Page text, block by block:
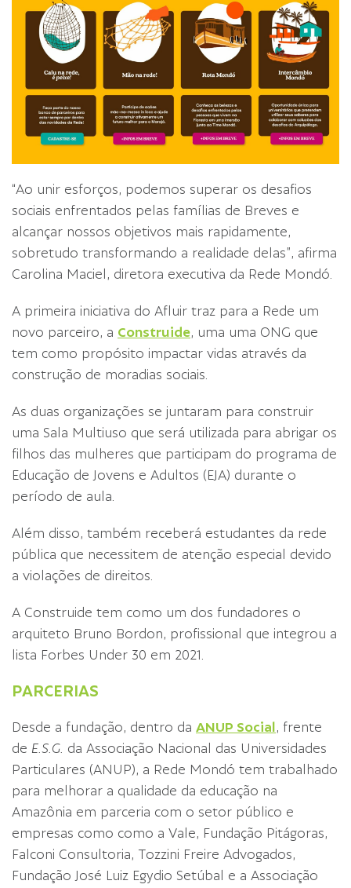
“Ao unir esforços, podemos superar os desafios
sociais enfrentados pelas famílias de Breves e
alcançar nossos objetivos mais rapidamente,
sobretudo transformando a realidade delas”, afirma
Carolina Maciel, diretora executiva da Rede Mondó.
A primeira iniciativa do Afluir traz para a Rede um
novo parceiro, a Construide, uma uma ONG que
tem como propósito impactar vidas através da
construção de moradias sociais.
As duas organizações se juntaram para construir
uma Sala Multiuso que será utilizada para abrigar os
filhos das mulheres que participam do programa de
Educação de Jovens e Adultos (EJA) durante o
período de aula.
Além disso, também receberá estudantes da rede
pública que necessitem de atenção especial devido
a violações de direitos.
A Construide tem como um dos fundadores o
arquiteto Bruno Bordon, profissional que integrou a
lista Forbes Under 30 em 2021.
PARCERIAS
Desde a fundação, dentro da ANUP Social , frente
de E.S.G. da Associação Nacional das Universidades
Particulares (ANUP), a Rede Mondó tem trabalhado
para melhorar a qualidade da educação na
Amazônia em parceria com o setor público e
empresas como como a Vale, Fundação Pitágoras,
Falconi Consultoria, Tozzini Freire Advogados,
Fundação José Luiz Egydio Setúbal e a Associação